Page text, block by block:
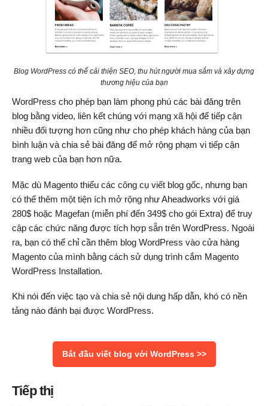
Blog WordPress có thể cải thiện SEO, thu hút người mua sắm và xây dựng
thương hiệu của bạn
WordPress cho phép bạn làm phong phú các bài đăng trên
blog bằng video, liên kết chúng với mạng xã hội để tiếp cận
nhiều đối tượng hơn cũng như cho phép khách hàng của bạn
bình luận và chia sẻ bài đăng để mở rộng phạm vi tiếp cận
trang web của bạn hơn nữa.
Mặc dù Magento thiếu các công cụ viết blog gốc, nhưng bạn
có thể thêm một tiện ích mở rộng như Aheadworks với giá
280$ hoặc Magefan (miễn phí đến 349$ cho gói Extra) để truy
cập các chức năng được tích hợp sẵn trên WordPress. Ngoài
ra, bạn có thể chỉ cần thêm blog WordPress vào cửa hàng
Magento của mình bằng cách sử dụng trình cắm Magento
WordPress Installation.
Khi nói đến việc tạo và chia sẻ nội dung hấp dẫn, khó có nền
tảng nào đánh bại được WordPress.
Bắt đầu viết blog với WordPress >>
Tiếp thị